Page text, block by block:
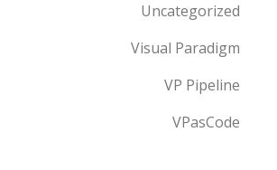
Uncategorized
Visual Paradigm
VP Pipeline
VPasCode